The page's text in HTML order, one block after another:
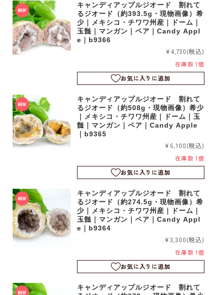
キャンディアップルジオード 割れて
るジオード（約393.5g・現物画像）希
少｜メキシコ・チワワ州産｜ドーム｜
玉髄｜マンガン｜ペア｜Candy Appl
e｜b9366
¥4,730(税込)
在庫数 1個
お気に入りに追加
キャンディアップルジオード 割れて
るジオード（約508g・現物画像）希少
｜メキシコ・チワワ州産｜ドーム｜玉
髄｜マンガン｜ペア｜Candy Apple
｜b9365
¥6,100(税込)
在庫数 1個
お気に入りに追加
キャンディアップルジオード 割れて
るジオード（約274.5g・現物画像）希
少｜メキシコ・チワワ州産｜ドーム｜
玉髄｜マンガン｜ペア｜Candy Appl
e｜b9364
¥3,300(税込)
在庫数 1個
お気に入りに追加
キャンディアップルジオード 割れて